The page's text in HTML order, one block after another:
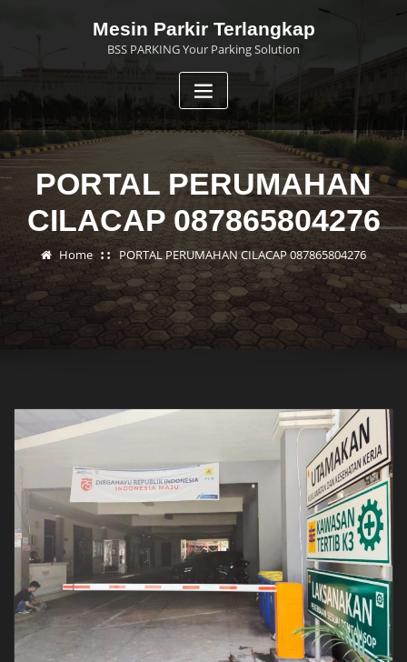
Mesin Parkir Terlangkap
BSS PARKING Your Parking Solution
PORTAL PERUMAHAN
CILACAP 087865804276
Home PORTAL PERUMAHAN CILACAP 087865804276